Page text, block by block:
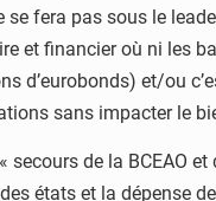
fera pas sous le
financier où ni les
d’eurobonds) et/ou
sans impacter le
de la BCEAO
états et la dépense